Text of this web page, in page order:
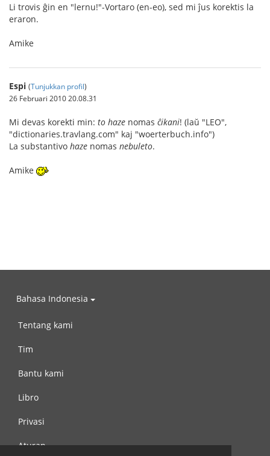
Li trovis ĝin en "lernu!"-Vortaro (en-eo), sed mi ĵus korektis la
eraron.
Amike
Espi (Tunjukkan profil)
26 Februari 2010 20.08.31
Mi devas korekti min: to haze nomas ĉikani! (laŭ "LEO",
"dictionaries.travlang.com" kaj "woerterbuch.info")
La substantivo haze nomas nebuleto.
Amike
Bahasa Indonesia
Tentang kami
Tim
Bantu kami
Libro
Privasi
Aturan